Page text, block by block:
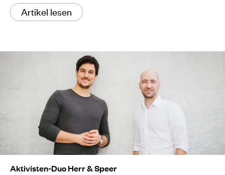
Artikel lesen
Aktivisten-Duo Herr & Speer